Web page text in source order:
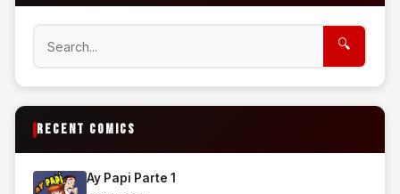
🔍
RECENT COMICS
Ay Papi Parte 1